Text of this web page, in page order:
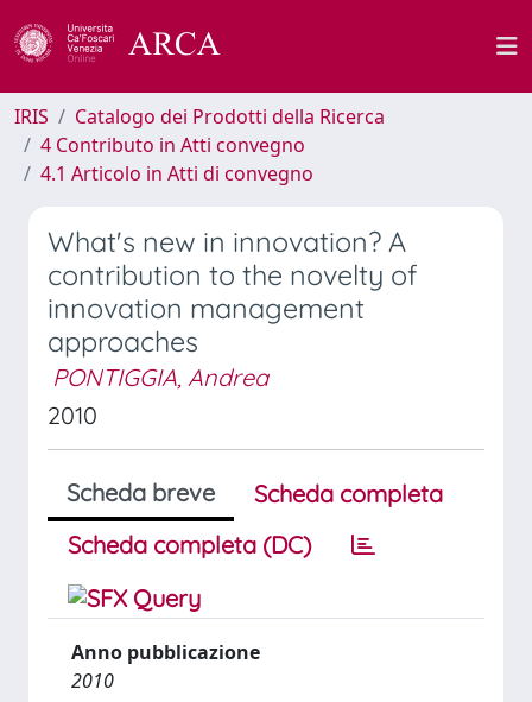
IRIS
Catalogo dei Prodotti della Ricerca
4 Contributo in Atti convegno
4.1 Articolo in Atti di convegno
What's new in innovation? A
contribution to the novelty of
innovation management
approaches
PONTIGGIA, Andrea
2010
Scheda breve
Scheda completa
Scheda completa (DC)
Anno pubblicazione
2010